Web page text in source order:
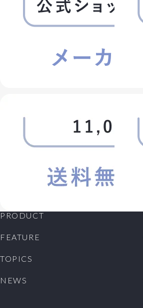
PRODUCT
FEATURE
TOPICS
NEWS